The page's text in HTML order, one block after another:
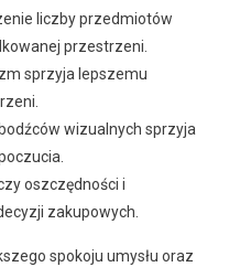
liczby przedmiotów
przestrzeni.
sprzyja lepszemu
wizualnych sprzyja
oszczędności i
zakupowych.
spokoju umysłu oraz